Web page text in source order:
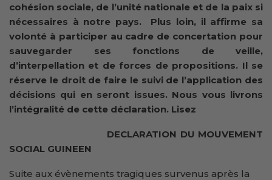
cohésion sociale, de l’unité nationale et de la paix si
nécessaires à notre pays. Plus loin, il affirme sa
volonté à participer au cadre de concertation pour
sauvegarder ses fonctions de veille,
d’interpellation et de forces de propositions. Il se
réserve le droit de faire le suivi de l’application des
décisions qui en seront issues. Nous vous livrons
l’intégralité de cette déclaration. Lisez
DECLARATION DU MOUVEMENT
SOCIAL GUINEEN
Suite aux évènements tragiques survenus après la